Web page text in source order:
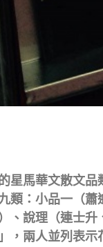
星馬華文散文
類：小品一（
、說理（連士
，兩人並列表示